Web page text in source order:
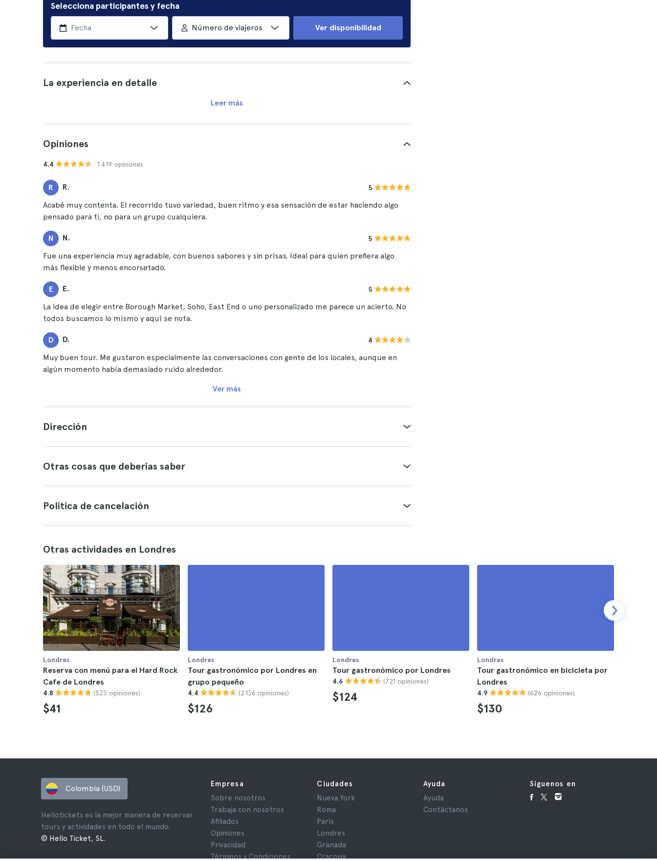
Selecciona participantes y fecha
Número de viajeros Ver disponibilidad
La experiencia en detalle
Leer más
Opiniones
4.4 · 1.419 opiniones
R R. 5
Acabé muy contenta. El recorrido tuvo variedad, buen ritmo y esa sensación de estar haciendo algo
pensado para ti, no para un grupo cualquiera.
N N. 5
Fue una experiencia muy agradable, con buenos sabores y sin prisas. Ideal para quien prefiera algo
más flexible y menos encorsetado.
E E. 5
La idea de elegir entre Borough Market, Soho, East End o uno personalizado me parece un acierto. No
todos buscamos lo mismo y aquí se nota.
D D. 4
Muy buen tour. Me gustaron especialmente las conversaciones con gente de los locales, aunque en
algún momento había demasiado ruido alrededor.
Ver más
Dirección
Otras cosas que deberías saber
Política de cancelación
Otras actividades en Londres
Londres
Reserva con menú para el Hard Rock
Cafe de Londres
4.8 (523 opiniones)
$41
Londres
Tour gastronómico por Londres en
grupo pequeño
4.4 (2.136 opiniones)
$126
Londres
Tour gastronómico por Londres
4.6 (721 opiniones)
$124
Londres
Tour gastronómico en bicicleta por
Londres
4.9 (626 opiniones)
$130
Colombia (USD)
Hellotickets es la mejor manera de reservar
tours y actividades en todo el mundo.
© Hello Ticket, SL.
Empresa
Sobre nosotros
Trabaja con nosotros
Afiliados
Opiniones
Privacidad
Términos y Condiciones
Ciudades
Nueva York
Roma
París
Londres
Granada
Cracovia
Ayuda
Ayuda
Contáctanos
Síguenos en